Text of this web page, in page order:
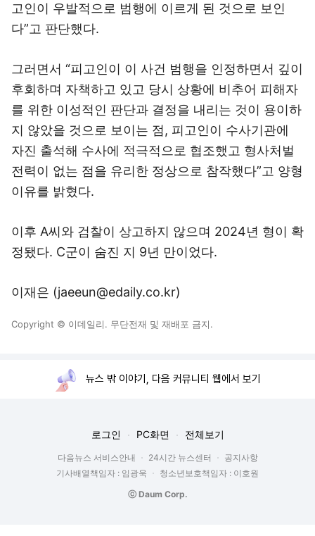
고인이 우발적으로 범행에 이르게 된 것으로 보인
다”고 판단했다.
그러면서 “피고인이 이 사건 범행을 인정하면서 깊이
후회하며 자책하고 있고 당시 상황에 비추어 피해자
를 위한 이성적인 판단과 결정을 내리는 것이 용이하
지 않았을 것으로 보이는 점, 피고인이 수사기관에
자진 출석해 수사에 적극적으로 협조했고 형사처벌
전력이 없는 점을 유리한 정상으로 참작했다”고 양형
이유를 밝혔다.
이후 A씨와 검찰이 상고하지 않으며 2024년 형이 확
정됐다. C군이 숨진 지 9년 만이었다.
이재은 (jaeeun@edaily.co.kr)
Copyright © 이데일리. 무단전재 및 재배포 금지.
뉴스 밖 이야기, 다음 커뮤니티 웹에서 보기
로그인 PC화면 전체보기
다음뉴스 서비스안내 24시간 뉴스센터
공지사항
기사배열책임자 : 임광욱
청소년보호책임자 : 이호원
ⓒ Daum Corp.